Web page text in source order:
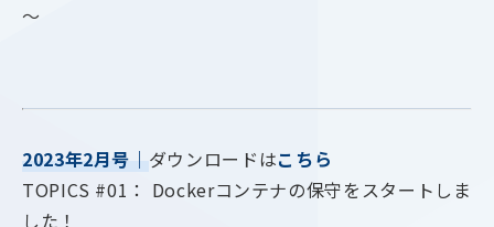
～
2023年2月号 ｜ ダウンロードはこちら
TOPICS #01： Dockerコンテナの保守をスタートしま
した！